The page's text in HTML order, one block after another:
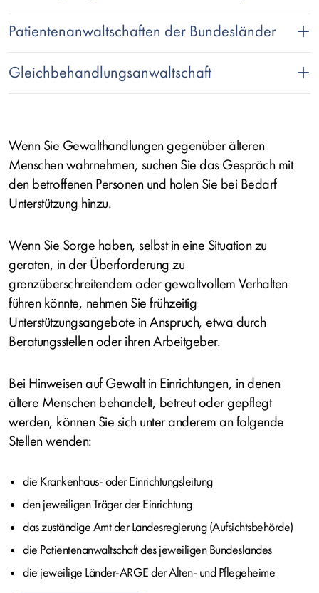
Patientenanwaltschaften der Bundesländer
Gleichbehandlungsanwaltschaft
Wenn Sie Gewalthandlungen gegenüber älteren
Menschen wahrnehmen, suchen Sie das Gespräch mit
den betroffenen Personen und holen Sie bei Bedarf
Unterstützung hinzu.
Wenn Sie Sorge haben, selbst in eine Situation zu
geraten, in der Überforderung zu
grenzüberschreitendem oder gewaltvollem Verhalten
führen könnte, nehmen Sie frühzeitig
Unterstützungsangebote in Anspruch, etwa durch
Beratungsstellen oder ihren Arbeitgeber.
Bei Hinweisen auf Gewalt in Einrichtungen, in denen
ältere Menschen behandelt, betreut oder gepflegt
werden, können Sie sich unter anderem an folgende
Stellen wenden:
die Krankenhaus- oder Einrichtungsleitung
den jeweiligen Träger der Einrichtung
das zuständige Amt der Landesregierung (Aufsichtsbehörde)
die Patientenanwaltschaft des jeweiligen Bundeslandes
die jeweilige Länder-ARGE der Alten- und Pflegeheime